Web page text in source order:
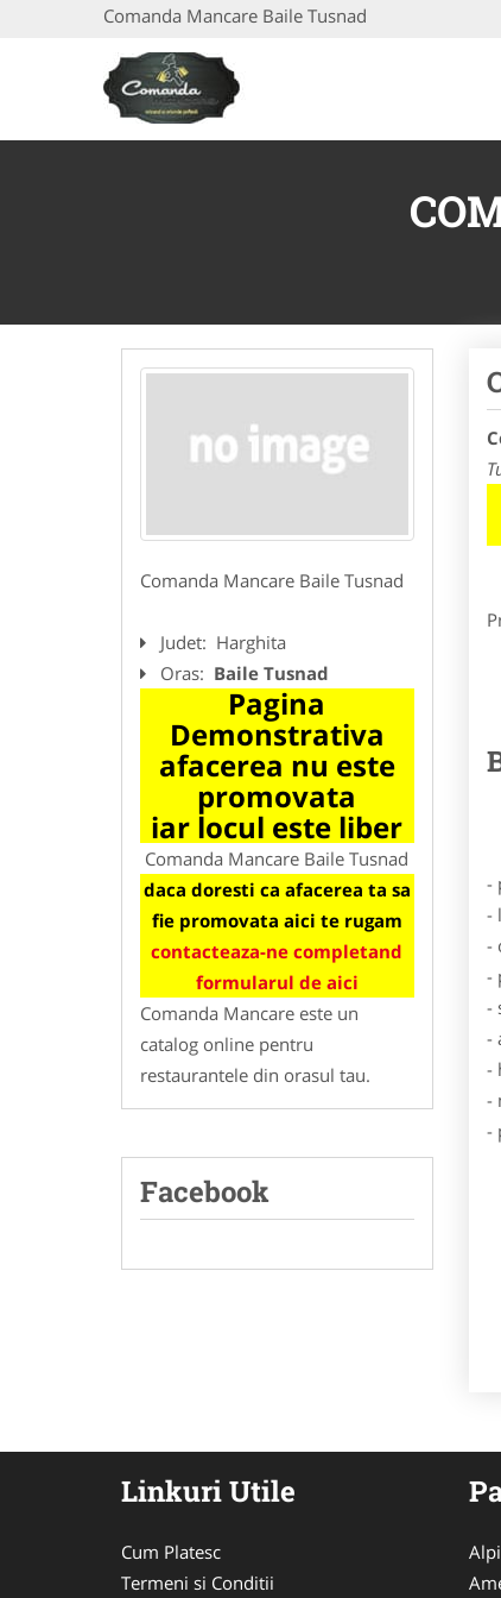
Comanda Mancare Baile Tusnad
Comanda Mancare Baile Tusnad
Judet: Harghita
Oras: Baile Tusnad
Pagina
Demonstrativa
afacerea nu este
promovata
iar locul este liber
Comanda Mancare Baile Tusnad
daca doresti ca afacerea ta sa
fie promovata aici te rugam
contacteaza-ne completand
formularul de aici
Comanda Mancare este un
catalog online pentru
restaurantele din orasul tau.
Facebook
-
-
-
-
-
-
-
-
-
Linkuri Utile
Cum Platesc
Termeni si Conditii